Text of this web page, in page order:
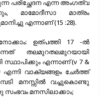
പരിച്ഛേദന എന്ന അംഗത്വ
മാമോദീസാ മാത്രം
എന്നാണ് (15 :28).
ഉത്പത്തി 17 -ൽ
തലമുറതലമുറയായി
എന്നാണ് (v 7 &
എന്നി വാക്യങ്ങഉം ചേർത്ത്
മനസ്സിൽ വച്ചുകൊണ്ടു
മനസിലാക്കാം;